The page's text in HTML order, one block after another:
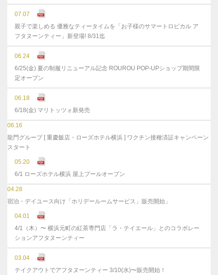
07.07
親子で楽しめる 優雅なティータイムを「お子様のサマートロピカル ア
フタヌーンティー」新登場! 8/31迄
06.24
6/25(金) 夏の制服リニューアル記念 ROUROU POP-UPショップ期間限
定オープン
06.18
6/18(金) マリトッツォ新発売
06.16
龍門グループ [ 重慶飯店・ローズホテル横浜 ] ワクチン接種済証キャンペーン
スタート
05.20
6/1 ローズホテル横浜 屋上プールオープン
04.28
宿泊・デイユース向け「ホリデールームサービス」販売開始」
04.01
4/1（木）〜 横浜元町の紅茶専門店「ラ・テイエール」とのコラボレー
ションアフタヌーンティー
03.04
テイクアウトでアフタヌーンティー 3/10(水)〜販売開始！